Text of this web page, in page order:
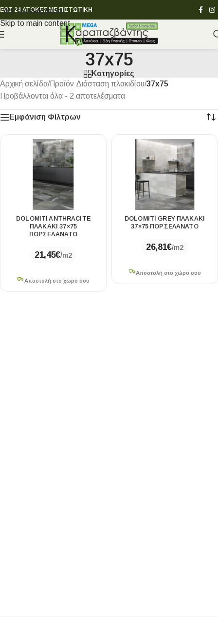
Skip to navigation
Skip to main content
ΕΩΣ 24 ΑΤΟΚΕΣ ΜΕ ΠΙΣΤΩΤΙΚΗ
37x75
Κατηγορίες
Αρχική σελίδα/Προϊόν Διάσταση πλακιδίου/37x75
Προβάλλονται όλα - 2 αποτελέσματα
Εμφάνιση Φίλτρων
DOLOMITI ANTHRACITE
ΠΛΑΚΑΚΙ 37×75
ΠΟΡΣΕΛΑΝΑΤΟ
21,45€/m2
Αποστολή στο χώρο σου
DOLOMITI GREY ΠΛΑΚΑΚΙ
37×75 ΠΟΡΣΕΛΑΝΑΤΟ
26,81€/m2
Αποστολή στο χώρο σου